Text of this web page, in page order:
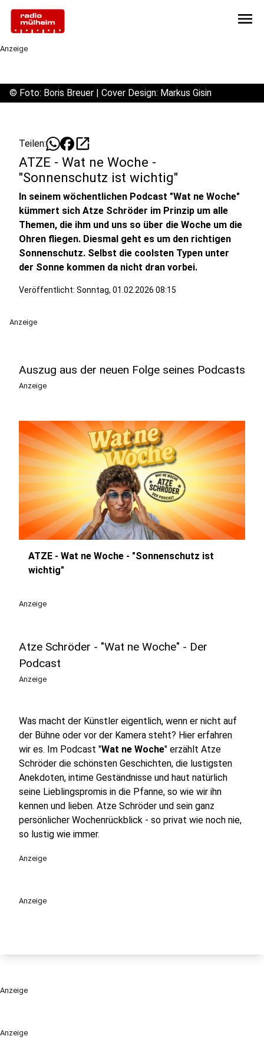
menu
Anzeige
Anzeige
© Foto: Boris Breuer | Cover Design: Markus Gisin
Teilen: open_in_new
ATZE - Wat ne Woche -
"Sonnenschutz ist wichtig"
In seinem wöchentlichen Podcast "Wat ne Woche"
kümmert sich Atze Schröder im Prinzip um alle
Themen, die ihm und uns so über die Woche um die
Ohren fliegen. Diesmal geht es um den richtigen
Sonnenschutz. Selbst die coolsten Typen unter
der Sonne kommen da nicht dran vorbei.
Veröffentlicht: Sonntag, 01.02.2026 08:15
Anzeige
Auszug aus der neuen Folge seines Podcasts
Anzeige
ATZE - Wat ne Woche - "Sonnenschutz ist
wichtig"
Anzeige
Atze Schröder - "Wat ne Woche" - Der
Podcast
Anzeige
Was macht der Künstler eigentlich, wenn er nicht auf
der Bühne oder vor der Kamera steht? Hier erfahren
wir es. Im Podcast "Wat ne Woche" erzählt Atze
Schröder die schönsten Geschichten, die lustigsten
Anekdoten, intime Geständnisse und haut natürlich
seine Lieblingspromis in die Pfanne, so wie wir ihn
kennen und lieben. Atze Schröder und sein ganz
persönlicher Wochenrückblick - so privat wie noch nie,
so lustig wie immer.
Anzeige
Anzeige
Anzeige